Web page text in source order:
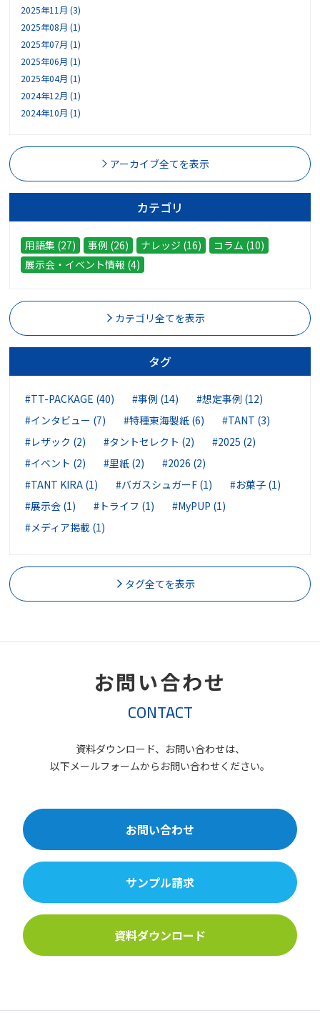
2025年11月 (3)
2025年08月 (1)
2025年07月 (1)
2025年06月 (1)
2025年04月 (1)
2024年12月 (1)
2024年10月 (1)
アーカイブ全てを表示
カテゴリ
用語集 (27) 事例 (26) ナレッジ (16)
コラム (10)
展示会・イベント情報 (4)
カテゴリ全てを表示
タグ
#TT-PACKAGE (40) #事例 (14)
#想定事例 (12)
#インタビュー (7)
#特種東海製紙 (6)
#TANT (3)
#レザック (2)
#タントセレクト (2)
#2025 (2)
#イベント (2)
#里紙 (2)
#2026 (2)
#TANT KIRA (1)
#バガスシュガーF (1)
#お菓子 (1)
#展示会 (1)
#トライフ (1)
#MyPUP (1)
#メディア掲載 (1)
タグ全てを表示
お問い合わせ
CONTACT
資料ダウンロード、お問い合わせは、
以下メールフォームからお問い合わせください。
お問い合わせ
サンプル請求
資料ダウンロード